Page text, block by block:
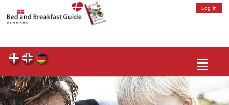
Log in
Toggle